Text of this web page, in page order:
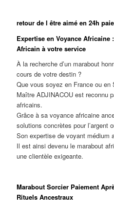
retour de l être aimé en 24h
Expertise en Voyance Africaine
Africain à votre service
À la recherche d’un marabout
cours de votre destin ?
Que vous soyez en France ou en
Maître ADJINACOU est reconnu
africains.
Grâce à sa voyance africaine
solutions concrètes pour l’argent
Son expertise de voyant médium
Il est ainsi devenu le marabout
une clientèle exigeante.
Marabout Sorcier Paiement
Rituels Ancestraux